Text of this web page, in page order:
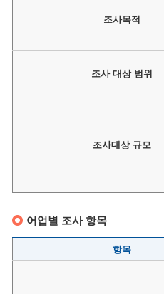
조사목적
조사 대상 범위
조사대상 규모
어업별 조사 항목
항목